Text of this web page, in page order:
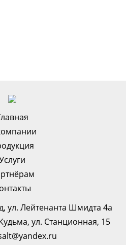
ул. Лейтенанта Шмидта 4а
ул. Станционная, 15